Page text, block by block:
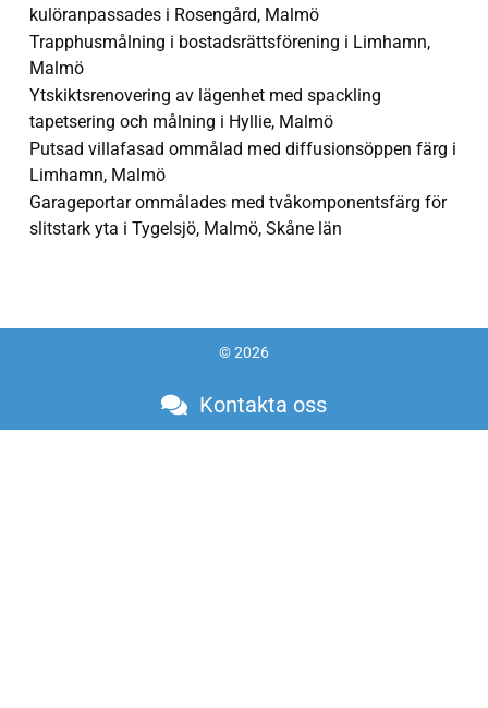
kulöranpassades i Rosengård, Malmö
Trapphusmålning i bostadsrättsförening i Limhamn,
Malmö
Ytskiktsrenovering av lägenhet med spackling
tapetsering och målning i Hyllie, Malmö
Putsad villafasad ommålad med diffusionsöppen färg i
Limhamn, Malmö
Garageportar ommålades med tvåkomponentsfärg för
slitstark yta i Tygelsjö, Malmö, Skåne län
© 2026
Kontakta oss